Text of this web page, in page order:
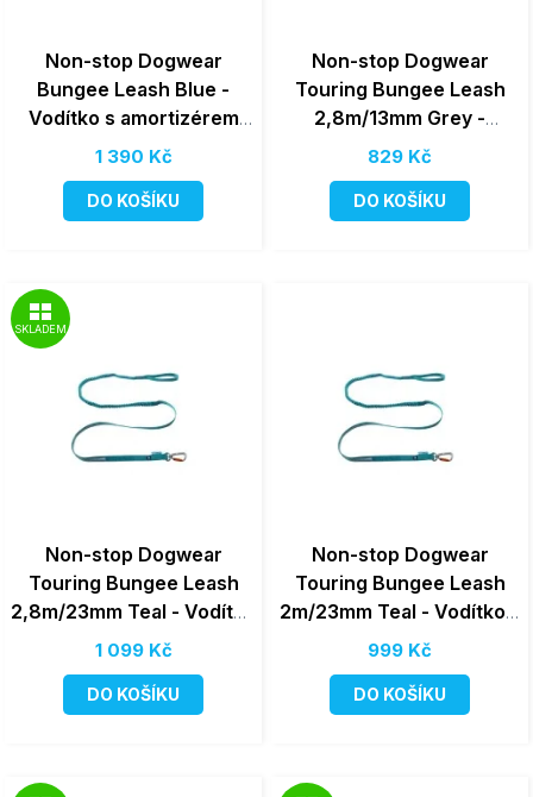
Non-stop Dogwear
Bungee Leash Blue -
Vodítko s amortizérem
2,8m - limitovaná edice
1 390 Kč
DO KOŠÍKU
Non-stop Dogwear
Touring Bungee Leash
2,8m/13mm Grey -
Vodítko s amortizérem
829 Kč
DO KOŠÍKU
SKLADEM
Non-stop Dogwear
Touring Bungee Leash
2,8m/23mm Teal - Vodítko
s amortizérem pro velké
1 099 Kč
DO KOŠÍKU
Non-stop Dogwear
Touring Bungee Leash
2m/23mm Teal - Vodítko s
amortizérem pro velké
999 Kč
DO KOŠÍKU